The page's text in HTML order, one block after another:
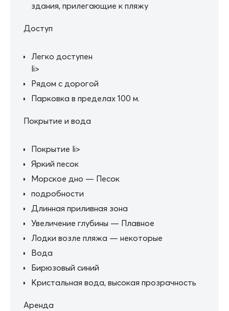
здания, прилегающие к пляжу
Доступ
Легко доступен
li>
Рядом с дорогой
Парковка в пределах 100 м.
Покрытие и вода
Покрытие li>
Яркий песок
Морское дно — Песок
подробности
Длинная приливная зона
Увеличение глубины — Плавное
Лодки возле пляжа — некоторые
Вода
Бирюзовый синий
Кристальная вода, высокая прозрачность
Аренда